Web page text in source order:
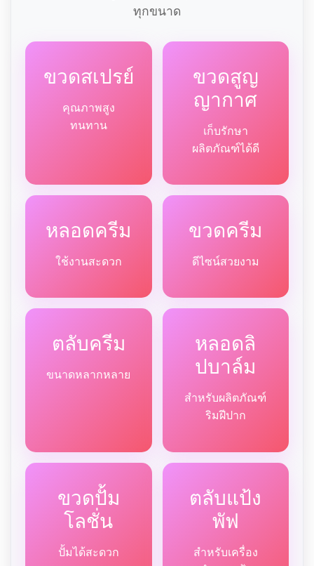
ทุกขนาด
ขวดสเปรย์
คุณภาพสูง
ทนทาน
ขวดสูญ
ญากาศ
เก็บรักษา
ผลิตภัณฑ์ได้ดี
หลอดครีม
ใช้งานสะดวก
ขวดครีม
ดีไซน์สวยงาม
ตลับครีม
ขนาดหลากหลาย
หลอดลิ
ปบาล์ม
สำหรับผลิตภัณฑ์
ริมฝีปาก
ขวดปั้ม
โลชั่น
ปั้มได้สะดวก
ตลับแป้ง
พัฟ
สำหรับเครื่อง